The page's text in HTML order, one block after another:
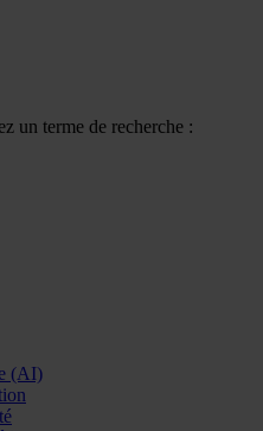
un terme de recherche :
(AI)